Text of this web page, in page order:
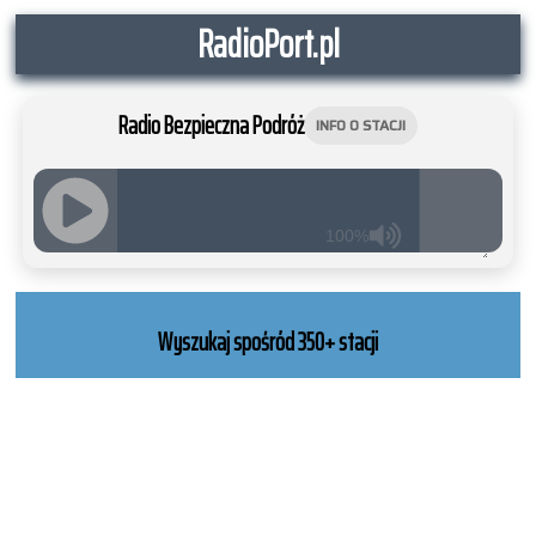
RadioPort.pl
Radio Bezpieczna Podróż INFO O STACJI
100%
RADIO
WORDPRESS
Wyszukaj spośród 350+ stacji